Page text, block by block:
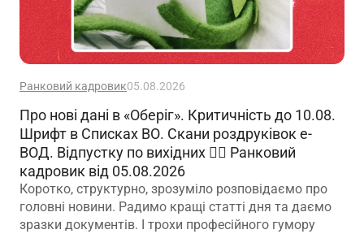
Ранковий кадровик05.08.2026
Про нові дані в «Оберіг». Критичність до 10.08.
Шрифт в Списках ВО. Скани роздруківок е-
ВОД. Відпустку по вихідних 🙋‍♀️ Ранковий
кадровик від 05.08.2026
Коротко, структурно, зрозуміло розповідаємо про
головні новини. Радимо кращі статті дня та даємо
зразки документів. І трохи професійного гумору